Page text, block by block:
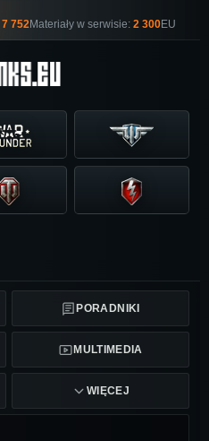
7 752Materiały w serwisie: 2 300EU
PORADNIKI
MULTIMEDIA
WIĘCEJ